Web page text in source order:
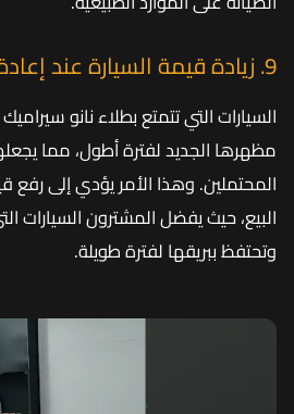
9. زيادة قيمة السيارة عند إعادة البيع
السيارات التي تتمتع بطلاء نانو
مظهرها الجديد لفترة أطول، مما
المحتملين. وهذا الأمر يؤدي إلى
البيع، حيث يفضل المشترون السيارات
وتحتفظ ببريقها لفترة طويلة.